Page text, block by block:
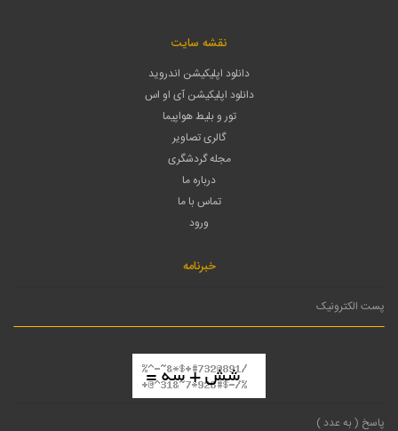
نقشه سایت
دانلود اپلیکیشن اندروید
دانلود اپلیکیشن آی او اس
تور و بلیط هواپیما
گالری تصاویر
مجله گردشگری
درباره ما
تماس با ما
ورود
خبرنامه